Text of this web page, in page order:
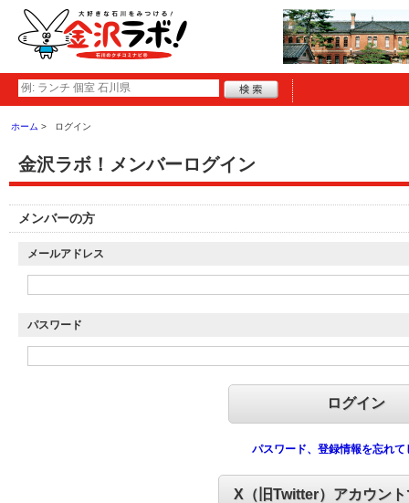
ホーム ログイン
金沢ラボ！メンバーログイン
メンバーの方
メールアドレス
パスワード
パスワード、登録情報を忘れて
X（旧Twitter）アカウン